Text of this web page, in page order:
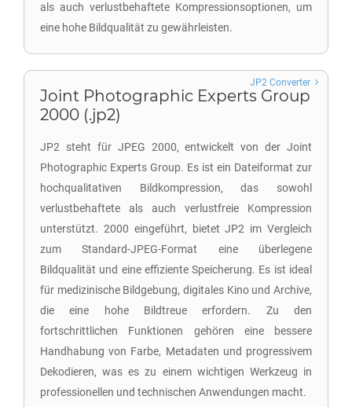
als auch verlustbehaftete Kompressionsoptionen, um
eine hohe Bildqualität zu gewährleisten.
Joint Photographic Experts Group
2000 (.jp2)
JP2 steht für JPEG 2000, entwickelt von der Joint
Photographic Experts Group. Es ist ein Dateiformat zur
hochqualitativen Bildkompression, das sowohl
verlustbehaftete als auch verlustfreie Kompression
unterstützt. 2000 eingeführt, bietet JP2 im Vergleich
zum Standard-JPEG-Format eine überlegene
Bildqualität und eine effiziente Speicherung. Es ist ideal
für medizinische Bildgebung, digitales Kino und Archive,
die eine hohe Bildtreue erfordern. Zu den
fortschrittlichen Funktionen gehören eine bessere
Handhabung von Farbe, Metadaten und progressivem
Dekodieren, was es zu einem wichtigen Werkzeug in
professionellen und technischen Anwendungen macht.
JP2 Converter